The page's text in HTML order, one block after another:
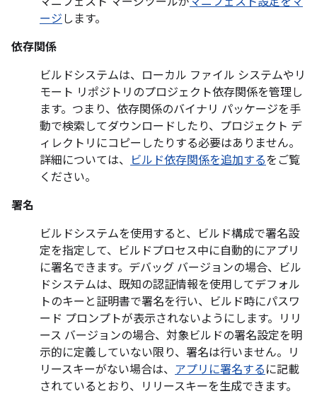
ージ します。
依存関係
ビルドシステムは、ローカル ファイル システムやリ
モート リポジトリのプロジェクト依存関係を管理し
ます。つまり、依存関係のバイナリ パッケージを手
動で検索してダウンロードしたり、プロジェクト デ
ィレクトリにコピーしたりする必要はありません。
詳細については、
ビルド依存関係を追加するをご覧
ください。
署名
ビルドシステムを使用すると、ビルド構成で署名設
定を指定して、ビルドプロセス中に自動的にアプリ
に署名できます。デバッグ バージョンの場合、ビル
ドシステムは、既知の認証情報を使用してデフォル
トのキーと証明書で署名を行い、ビルド時にパスワ
ード プロンプトが表示されないようにします。リリ
ース バージョンの場合、対象ビルドの署名設定を明
示的に定義していない限り、署名は行いません。リ
リースキーがない場合は、 アプリに署名する に記載
されているとおり、リリースキーを生成できます。